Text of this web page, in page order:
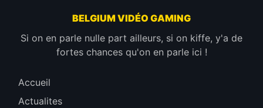
BELGIUM VIDÉO GAMING
Si on en parle nulle part ailleurs, si on kiffe, y'a de
fortes chances qu'on en parle ici !
Accueil
Actualites